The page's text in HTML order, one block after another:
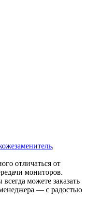
,
отличаться от
мониторов.
можете заказать
— с радостью